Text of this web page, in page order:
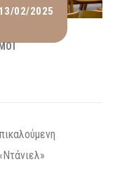
13/02/2025